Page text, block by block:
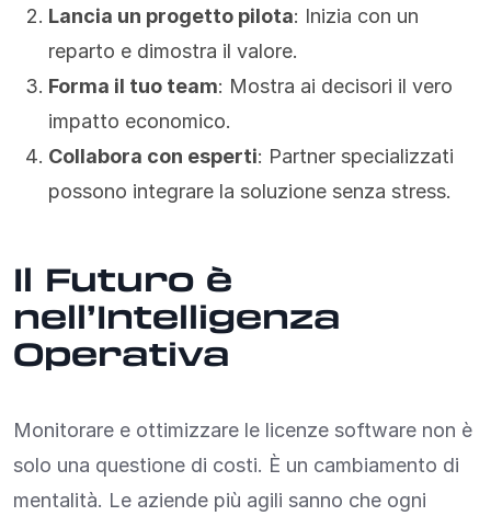
Lancia un progetto pilota: Inizia con un
reparto e dimostra il valore.
Forma il tuo team: Mostra ai decisori il vero
impatto economico.
Collabora con esperti: Partner specializzati
possono integrare la soluzione senza stress.
Il Futuro è
nell’Intelligenza
Operativa
Monitorare e ottimizzare le licenze software non è
solo una questione di costi. È un cambiamento di
mentalità. Le aziende più agili sanno che ogni